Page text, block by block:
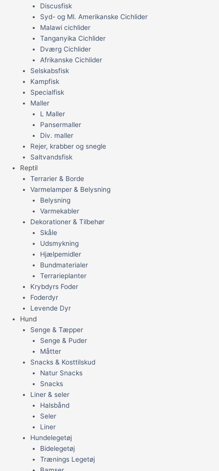
Discusfisk
Syd- og Ml. Amerikanske Cichlider
Malawi cichlider
Tanganyika Cichlider
Dværg Cichlider
Afrikanske Cichlider
Selskabsfisk
Kampfisk
Specialfisk
Maller
L Maller
Pansermaller
Div. maller
Rejer, krabber og snegle
Saltvandsfisk
Reptil
Terrarier & Borde
Varmelamper & Belysning
Belysning
Varmekabler
Dekorationer & Tilbehør
Skåle
Udsmykning
Hjælpemidler
Bundmaterialer
Terrarieplanter
Krybdyrs Foder
Foderdyr
Levende Dyr
Hund
Senge & Tæpper
Senge & Puder
Måtter
Snacks & Kosttilskud
Natur Snacks
Snacks
Liner & seler
Halsbånd
Seler
Liner
Hundelegetøj
Bidelegetøj
Trænings Legetøj